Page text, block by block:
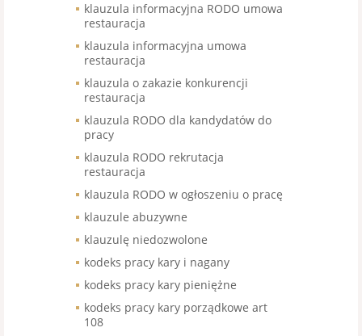
klauzula informacyjna RODO umowa
restauracja
klauzula informacyjna umowa
restauracja
klauzula o zakazie konkurencji
restauracja
klauzula RODO dla kandydatów do
pracy
klauzula RODO rekrutacja
restauracja
klauzula RODO w ogłoszeniu o pracę
klauzule abuzywne
klauzulę niedozwolone
kodeks pracy kary i nagany
kodeks pracy kary pieniężne
kodeks pracy kary porządkowe art
108